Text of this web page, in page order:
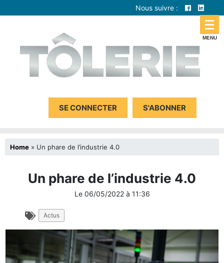
Nous suivre :
SE CONNECTER S'ABONNER
Home » Un phare de l’industrie 4.0
Un phare de l’industrie 4.0
Le06/05/2022 à 11:36
Actus